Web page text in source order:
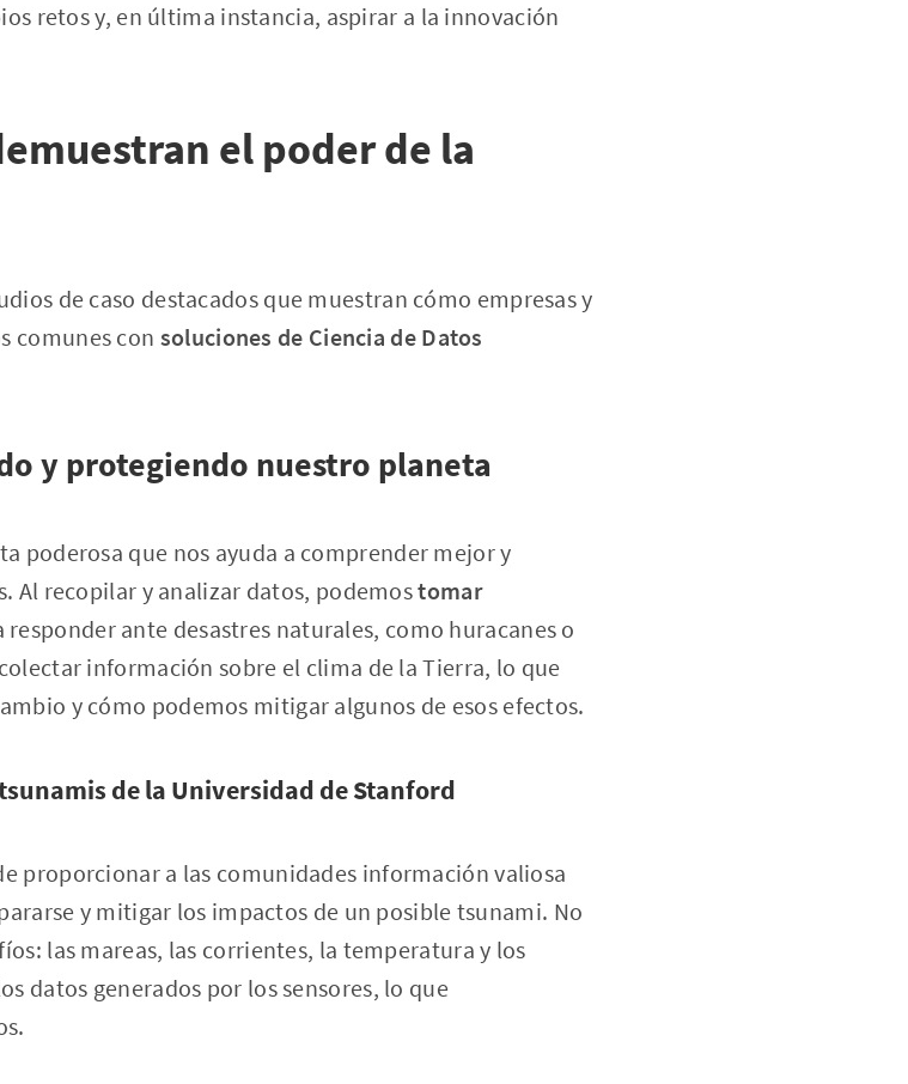
retos y, en última instancia, aspirar a la innovación
el poder de la
de caso destacados que muestran cómo empresas y
comunes con soluciones de Ciencia de Datos
y protegiendo nuestro planeta
poderosa que nos ayuda a comprender mejor y
Al recopilar y analizar datos, podemostomar
responder ante desastres naturales, como huracanes o
información sobre el clima de la Tierra, lo que
y cómo podemos mitigar algunos de esos efectos.
de la Universidad de Stanford
proporcionar a las comunidades información valiosa
y mitigar los impactos de un posible tsunami. No
las mareas, las corrientes, la temperatura y los
datos generados por los sensores, lo que